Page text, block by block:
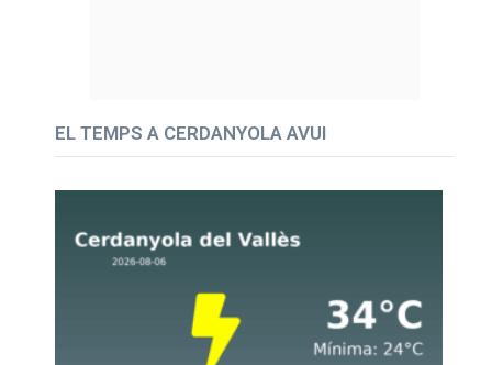
EL TEMPS A CERDANYOLA AVUI